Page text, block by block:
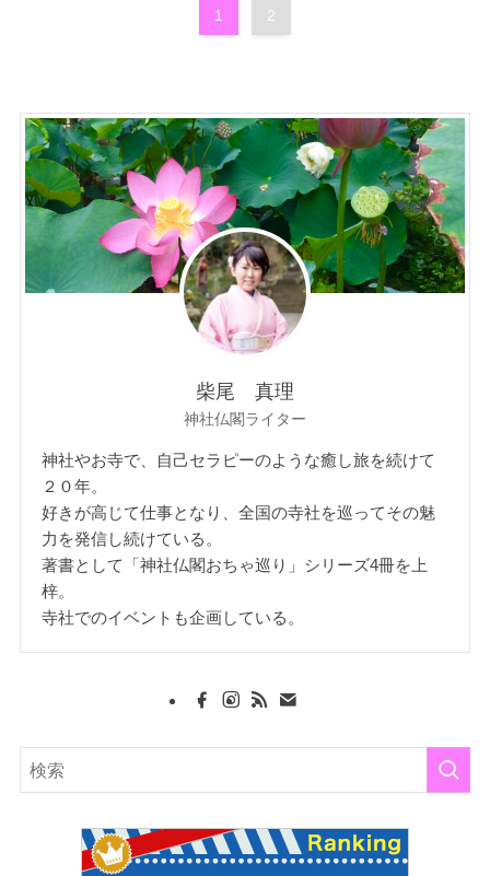
1 2
柴尾 真理
神社仏閣ライター
神社やお寺で、自己セラピーのような癒し旅を続けて
２０年。
好きが高じて仕事となり、全国の寺社を巡ってその魅
力を発信し続けている。
著書として「神社仏閣おちゃ巡り」シリーズ4冊を上
梓。
寺社でのイベントも企画している。